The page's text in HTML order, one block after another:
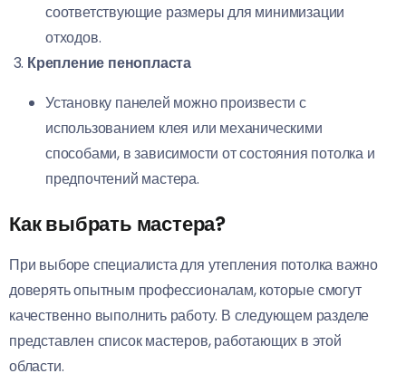
соответствующие размеры для минимизации
отходов.
Крепление пенопласта
Установку панелей можно произвести с
использованием клея или механическими
способами, в зависимости от состояния потолка и
предпочтений мастера.
Как выбрать мастера?
При выборе специалиста для утепления потолка важно
доверять опытным профессионалам, которые смогут
качественно выполнить работу. В следующем разделе
представлен список мастеров, работающих в этой
области.